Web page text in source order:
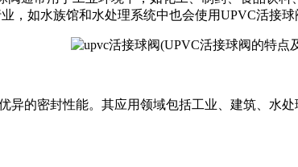
，如水族馆和水处理系统中也会使用UPVC活接球
异的密封性能。其应用领域包括工业、建筑、水